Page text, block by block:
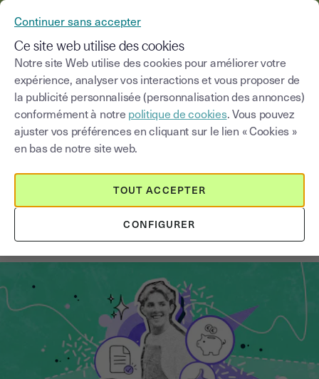
Blog
Choisir une catégorie Saisissez un terme
10 infos incontournables sur le
fonctionnement du CDD étudiant
Continuer sans accepter
Ce site web utilise des cookies
Notre site Web utilise des cookies pour améliorer votre
expérience, analyser vos interactions et vous proposer de
la publicité personnalisée (personnalisation des annonces)
conformément à notre politique de cookies. Vous pouvez
ajuster vos préférences en cliquant sur le lien « Cookies »
en bas de notre site web.
CONFIGURER
TOUT ACCEPTER